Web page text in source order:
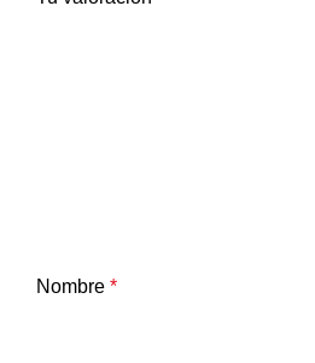
Nombre *